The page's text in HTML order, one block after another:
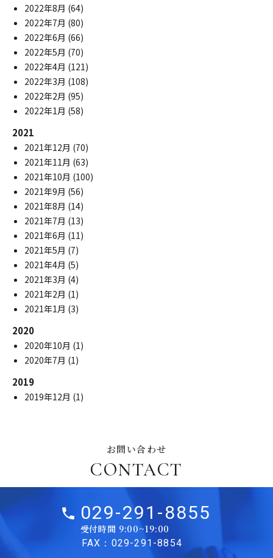
2022年8月 (64)
2022年7月 (80)
2022年6月 (66)
2022年5月 (70)
2022年4月 (121)
2022年3月 (108)
2022年2月 (95)
2022年1月 (58)
2021
2021年12月 (70)
2021年11月 (63)
2021年10月 (100)
2021年9月 (56)
2021年8月 (14)
2021年7月 (13)
2021年6月 (11)
2021年5月 (7)
2021年4月 (5)
2021年3月 (4)
2021年2月 (1)
2021年1月 (3)
2020
2020年10月 (1)
2020年7月 (1)
2019
2019年12月 (1)
お問い合わせ
CONTACT
029-291-8855
受付時間 9:00~19:00
FAX：029-291-8854